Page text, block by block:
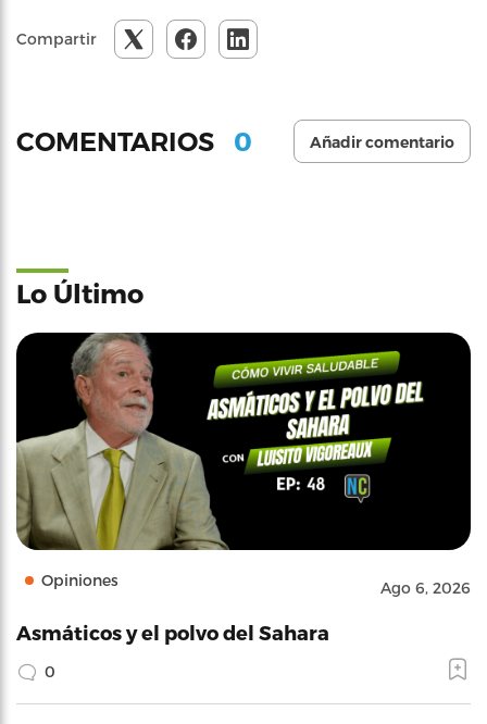
Compartir
COMENTARIOS 0 Añadir comentario
Lo Último
Opiniones Ago 6, 2026
Asmáticos y el polvo del Sahara
0